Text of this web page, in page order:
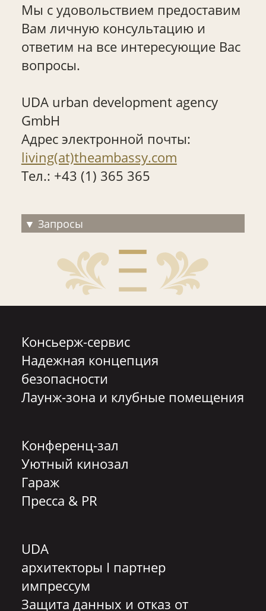
Мы с удовольствием предоставим
Вам личную консультацию и
ответим на все интересующие Вас
вопросы.
UDA urban development agency
GmbH
Адрес электронной почты:
living(at)theambassy.com
Тел.: +43 (1) 365 365
Запросы
Консьерж-сервис
Надежная концепция
безопасности
Лаунж-зона и клубные помещения
Конференц-зал
Уютный кинозал
Гараж
Пресса & PR
UDA
архитекторы I партнер
импрессум
Защита данных и отказ от